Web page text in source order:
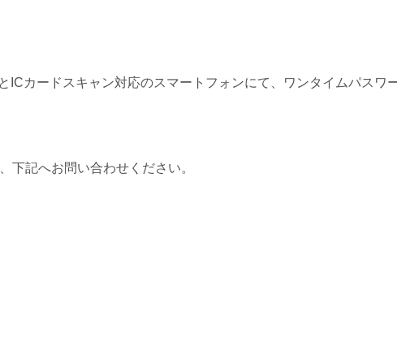
カードスキャン対応のスマートフォンにて、ワンタイムパスワ
下記へお問い合わせください。